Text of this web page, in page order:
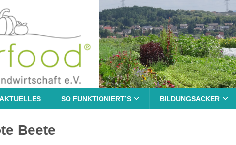
AKTUELLES SO FUNKTIONIERT’S BILDUNGSACKER
Beete